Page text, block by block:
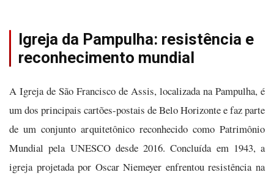
Igreja da Pampulha: resistência e
reconhecimento mundial
A Igreja de São Francisco de Assis, localizada na Pampulha, é
um dos principais cartões-postais de Belo Horizonte e faz parte
de um conjunto arquitetônico reconhecido como Patrimônio
Mundial pela UNESCO desde 2016. Concluída em 1943, a
igreja projetada por Oscar Niemeyer enfrentou resistência na